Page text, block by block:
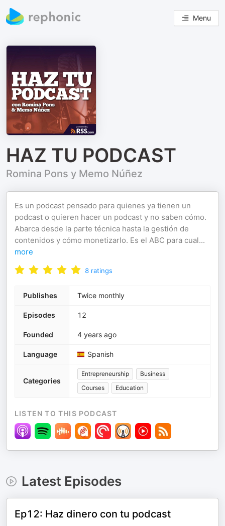
Menu
HAZ TU PODCAST
Romina Pons y Memo Núñez
Es un podcast pensado para quienes ya tienen un
podcast o quieren hacer un podcast y no saben cómo.
Abarca desde la parte técnica hasta la gestión de
contenidos y cómo monetizarlo. Es el ABC para cual...
more
8 ratings
Publishes Twice monthly
Episodes 12
Founded 4 years ago
Language Spanish
Categories
Entrepreneurship
Business
Courses
Education
LISTEN TO THIS PODCAST
Latest Episodes
Ep12: Haz dinero con tu podcast